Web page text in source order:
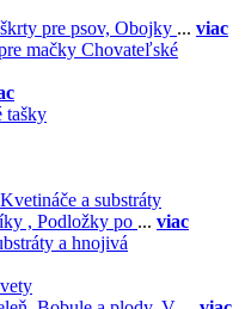
pre psov, Obojky ... viac
Chovateľské
tašky
Kvetináče a substráty
, Podložky po ... viac
a hnojivá